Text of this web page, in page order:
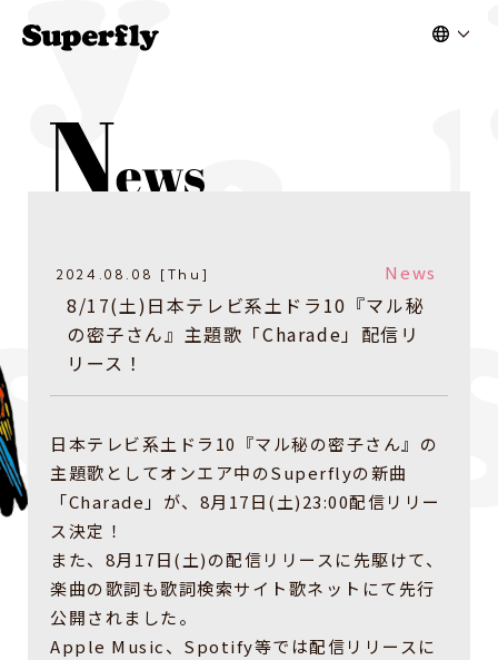
2024.08.08 [Thu] News
8/17(土)日本テレビ系土ドラ10『マル秘
の密子さん』主題歌「Charade」配信リ
リース！
日本テレビ系土ドラ10『マル秘の密子さん』の
主題歌としてオンエア中のSuperflyの新曲
「Charade」が、8月17日(土)23:00配信リリー
ス決定！
また、8月17日(土)の配信リリースに先駆けて、
楽曲の歌詞も歌詞検索サイト歌ネットにて先行
公開されました。
Apple Music、Spotify等では配信リリースに